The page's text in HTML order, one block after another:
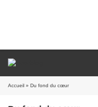
Accueil » Du fond du cœur